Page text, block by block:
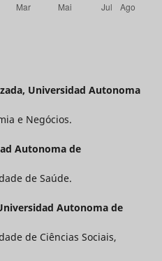
Universidad Autonoma
e Negócios.
Autonoma de
de Saúde.
Autonoma de
de Ciências Sociais,